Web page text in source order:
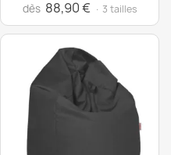
dès 88,90 € · 3 tailles